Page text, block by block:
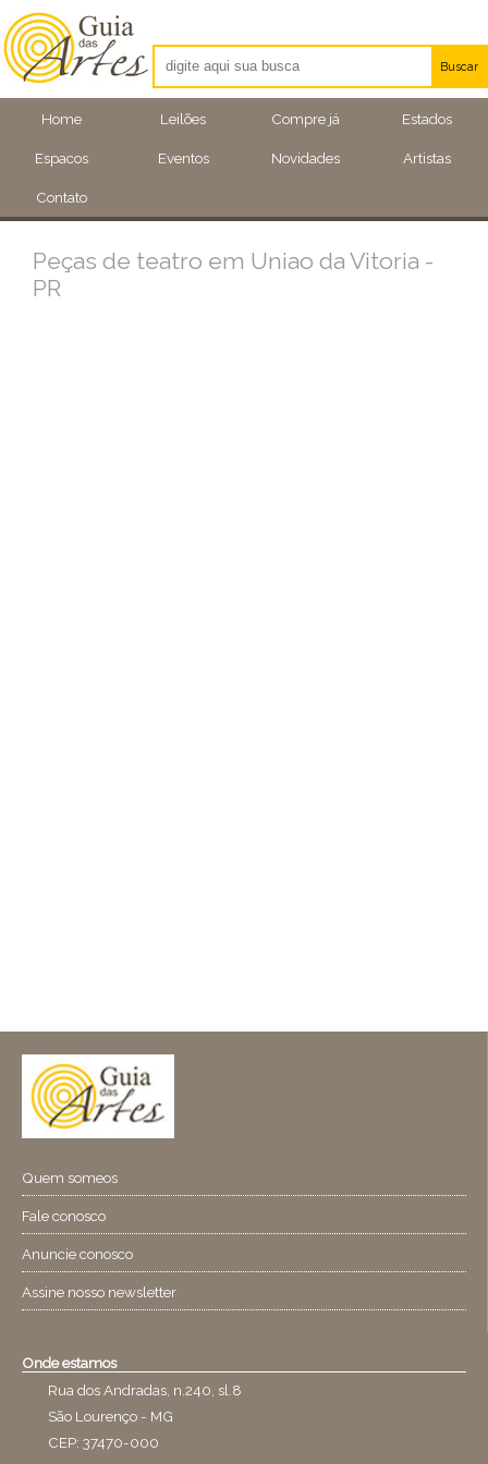
Home Leilões Compre já Estados
Espacos Eventos Novidades Artistas
Contato
Buscar
Artistas
Eventos
Peças de teatro em Uniao da Vitoria -
PR
Quem someos
Fale conosco
Anuncie conosco
Assine nosso newsletter
Onde estamos
Rua dos Andradas, n.240, sl.8
São Lourenço - MG
CEP: 37470-000